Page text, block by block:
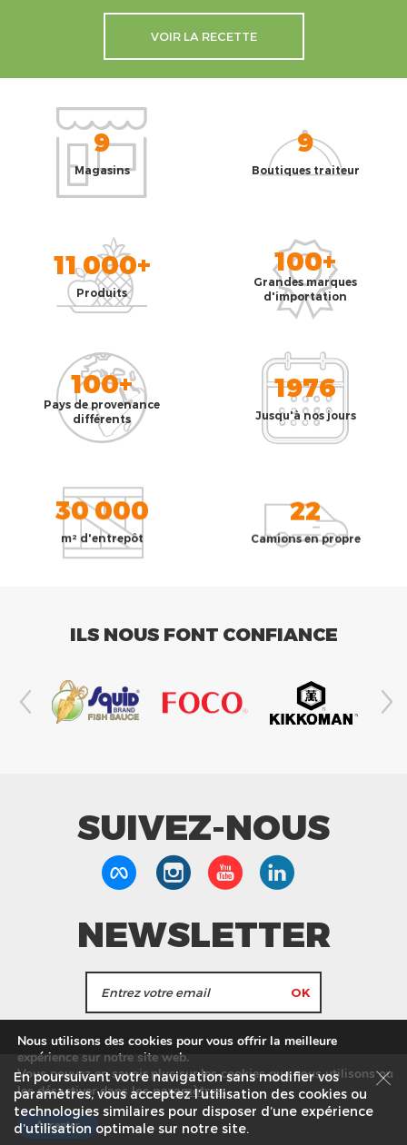
VOIR LA RECETTE
9
Magasins
9
Boutiques traiteur
11 000+
Produits
100+
Grandes marques
d'importation
100+
Pays de provenance
différents
1976
Jusqu'à nos jours
30 000
m² d'entrepôt
22
Camions en propre
ILS NOUS FONT CONFIANCE
SUIVEZ-NOUS
NEWSLETTER
informations de Tang Frères.
Nos Magasins Service commercial
Recrutement
Plan du site
Mentions légales
© Tang Frères 2026
En poursuivant votre navigation sans modifier vos
paramètres, vous acceptez l’utilisation des cookies ou
technologies similaires pour disposer d’une expérience
d’utilisation optimale sur notre site.
Nous utilisons des cookies pour vous offrir la meilleure
expérience sur notre site web.
Vous pouvez en savoir plus sur les cookies que nous utilisons ou
les désactiver dans lesparamètres.
Accepter